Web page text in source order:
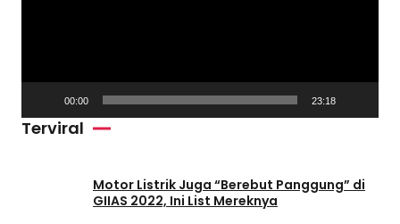
d
00:00 23:18
Terviral
Motor Listrik Juga “Berebut Panggung” di
GIIAS 2022, Ini List Mereknya